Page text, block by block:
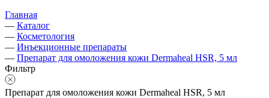
Главная
— Каталог
— Косметология
— Инъекционные препараты
— Препарат для омоложения кожи Dermaheal HSR, 5 мл
Фильтр
Препарат для омоложения кожи Dermaheal HSR, 5 мл